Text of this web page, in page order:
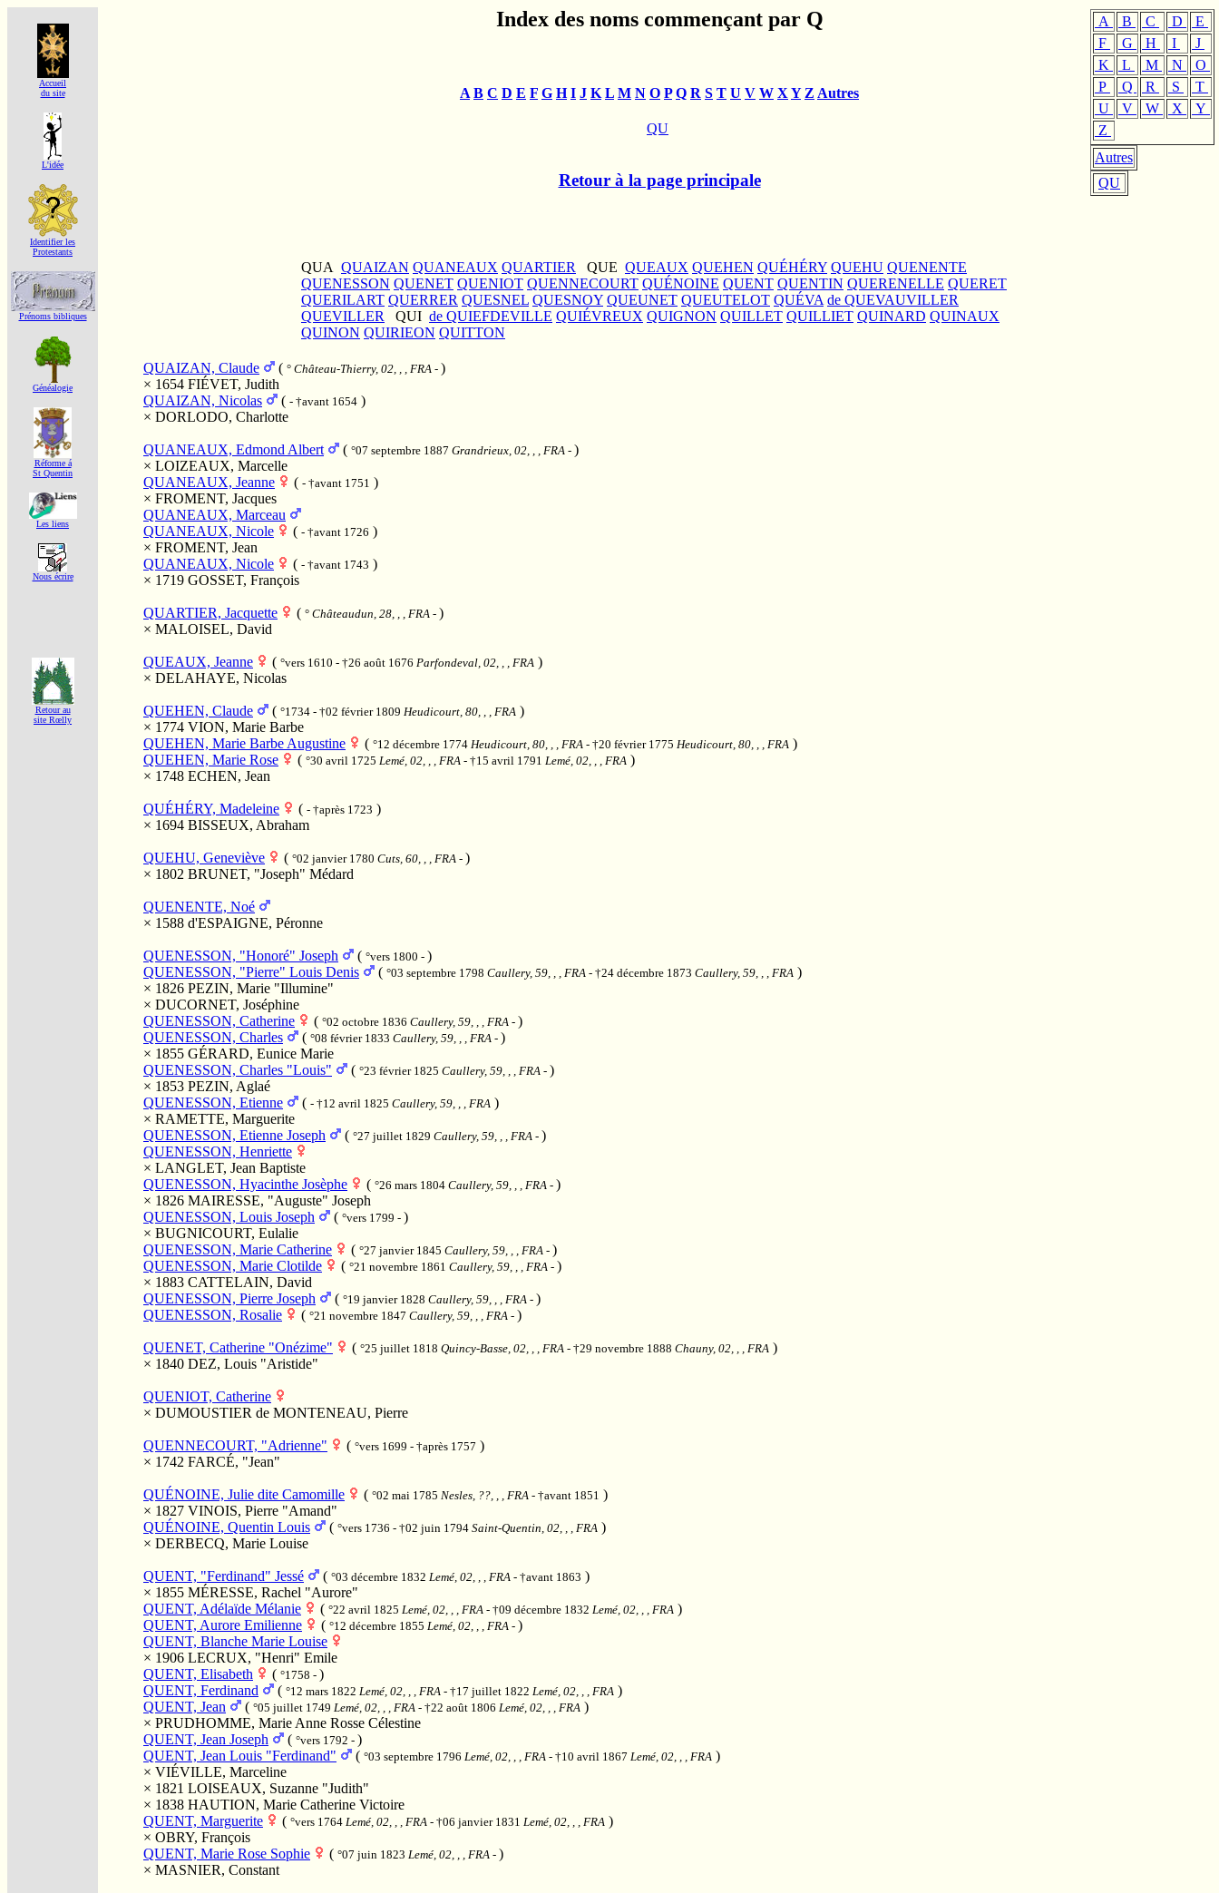
Accueil
du site
L'idée
Identifier les
Protestants
Prénoms bibliques
Généalogie
Réforme á
St Quentin
Les liens
Nous écrire
Retour au
site Rœlly
Index des noms commençant par Q A B C D
E
F
G H I
J
K
L M N
O
P
Q R S
T
U
V W X
Y
Z
Autres
QU
A B C D E F G H I J K L M N O P Q R S T U V W X Y Z Autres
QU
Retour à la page principale
QUA QUAIZAN QUANEAUX QUARTIER QUE QUEAUX QUEHEN QUÉHÉRY QUEHU QUENENTE
QUENESSON QUENET QUENIOT QUENNECOURT QUÉNOINE QUENT QUENTIN QUERENELLE QUERET
QUERILART QUERRER QUESNEL QUESNOY QUEUNET QUEUTELOT QUÉVA de QUEVAUVILLER
QUEVILLER
QUI de QUIEFDEVILLE QUIÉVREUX QUIGNON QUILLET QUILLIET QUINARD QUINAUX
QUINON QUIRIEON QUITTON
QUAIZAN, Claude ( ° Château-Thierry, 02, , , FRA - )
× 1654 FIÉVET, Judith
QUAIZAN, Nicolas
( - †avant 1654 )
× DORLODO, Charlotte
QUANEAUX, Edmond Albert ( °07 septembre 1887 Grandrieux, 02, , , FRA - )
× LOIZEAUX, Marcelle
QUANEAUX, Jeanne
( - †avant 1751 )
× FROMENT, Jacques
QUANEAUX, Marceau
QUANEAUX, Nicole
( - †avant 1726 )
× FROMENT, Jean
QUANEAUX, Nicole
( - †avant 1743 )
× 1719 GOSSET, François
QUARTIER, Jacquette ( ° Châteaudun, 28, , , FRA - )
× MALOISEL, David
QUEAUX, Jeanne ( °vers 1610 - †26 août 1676 Parfondeval, 02, , , FRA )
× DELAHAYE, Nicolas
QUEHEN, Claude ( °1734 - †02 février 1809 Heudicourt, 80, , , FRA )
× 1774 VION, Marie Barbe
QUEHEN, Marie Barbe Augustine
( °12 décembre 1774 Heudicourt, 80, , , FRA - †20 février 1775 Heudicourt, 80, , , FRA )
QUEHEN, Marie Rose
( °30 avril 1725 Lemé, 02, , , FRA - †15 avril 1791 Lemé, 02, , , FRA )
× 1748 ECHEN, Jean
QUÉHÉRY, Madeleine ( - †après 1723 )
× 1694 BISSEUX, Abraham
QUEHU, Geneviève ( °02 janvier 1780 Cuts, 60, , , FRA - )
× 1802 BRUNET, "Joseph" Médard
QUENENTE, Noé
× 1588 d'ESPAIGNE, Péronne
QUENESSON, "Honoré" Joseph ( °vers 1800 - )
QUENESSON, "Pierre" Louis Denis
( °03 septembre 1798 Caullery, 59, , , FRA - †24 décembre 1873 Caullery, 59, , , FRA )
× 1826 PEZIN, Marie "Illumine"
× DUCORNET, Joséphine
QUENESSON, Catherine
( °02 octobre 1836 Caullery, 59, , , FRA - )
QUENESSON, Charles
( °08 février 1833 Caullery, 59, , , FRA - )
× 1855 GÉRARD, Eunice Marie
QUENESSON, Charles "Louis"
( °23 février 1825 Caullery, 59, , , FRA - )
× 1853 PEZIN, Aglaé
QUENESSON, Etienne
( - †12 avril 1825 Caullery, 59, , , FRA )
× RAMETTE, Marguerite
QUENESSON, Etienne Joseph
( °27 juillet 1829 Caullery, 59, , , FRA - )
QUENESSON, Henriette
× LANGLET, Jean Baptiste
QUENESSON, Hyacinthe Josèphe
( °26 mars 1804 Caullery, 59, , , FRA - )
× 1826 MAIRESSE, "Auguste" Joseph
QUENESSON, Louis Joseph
( °vers 1799 - )
× BUGNICOURT, Eulalie
QUENESSON, Marie Catherine
( °27 janvier 1845 Caullery, 59, , , FRA - )
QUENESSON, Marie Clotilde
( °21 novembre 1861 Caullery, 59, , , FRA - )
× 1883 CATTELAIN, David
QUENESSON, Pierre Joseph
( °19 janvier 1828 Caullery, 59, , , FRA - )
QUENESSON, Rosalie
( °21 novembre 1847 Caullery, 59, , , FRA - )
QUENET, Catherine "Onézime" ( °25 juillet 1818 Quincy-Basse, 02, , , FRA - †29 novembre 1888 Chauny, 02, , , FRA )
× 1840 DEZ, Louis "Aristide"
QUENIOT, Catherine
× DUMOUSTIER de MONTENEAU, Pierre
QUENNECOURT, "Adrienne" ( °vers 1699 - †après 1757 )
× 1742 FARCÉ, "Jean"
QUÉNOINE, Julie dite Camomille ( °02 mai 1785 Nesles, ??, , , FRA - †avant 1851 )
× 1827 VINOIS, Pierre "Amand"
QUÉNOINE, Quentin Louis
( °vers 1736 - †02 juin 1794 Saint-Quentin, 02, , , FRA )
× DERBECQ, Marie Louise
QUENT, "Ferdinand" Jessé ( °03 décembre 1832 Lemé, 02, , , FRA - †avant 1863 )
× 1855 MÉRESSE, Rachel "Aurore"
QUENT, Adélaïde Mélanie
( °22 avril 1825 Lemé, 02, , , FRA - †09 décembre 1832 Lemé, 02, , , FRA )
QUENT, Aurore Emilienne
( °12 décembre 1855 Lemé, 02, , , FRA - )
QUENT, Blanche Marie Louise
× 1906 LECRUX, "Henri" Emile
QUENT, Elisabeth
( °1758 - )
QUENT, Ferdinand
( °12 mars 1822 Lemé, 02, , , FRA - †17 juillet 1822 Lemé, 02, , , FRA )
QUENT, Jean
( °05 juillet 1749 Lemé, 02, , , FRA - †22 août 1806 Lemé, 02, , , FRA )
× PRUDHOMME, Marie Anne Rosse Célestine
QUENT, Jean Joseph
( °vers 1792 - )
QUENT, Jean Louis "Ferdinand"
( °03 septembre 1796 Lemé, 02, , , FRA - †10 avril 1867 Lemé, 02, , , FRA )
× VIÉVILLE, Marceline
× 1821 LOISEAUX, Suzanne "Judith"
× 1838 HAUTION, Marie Catherine Victoire
QUENT, Marguerite
( °vers 1764 Lemé, 02, , , FRA - †06 janvier 1831 Lemé, 02, , , FRA )
× OBRY, François
QUENT, Marie Rose Sophie
( °07 juin 1823 Lemé, 02, , , FRA - )
× MASNIER, Constant